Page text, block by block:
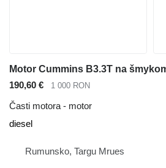
190,60 € 1 000 RON
Časti motora - motor
diesel
Rumunsko, Targu Mrues